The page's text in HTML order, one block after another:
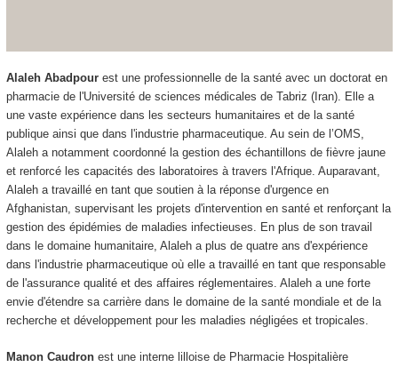
Alaleh Abadpourest une professionnelle de la santé avec un doctorat en
pharmacie de l'Université de sciences médicales de Tabriz (Iran). Elle a
une vaste expérience dans les secteurs humanitaires et de la santé
publique ainsi que dans l'industrie pharmaceutique. Au sein de l’OMS,
Alaleh a notamment coordonné la gestion des échantillons de fièvre jaune
et renforcé les capacités des laboratoires à travers l'Afrique. Auparavant,
Alaleh a travaillé en tant que soutien à la réponse d'urgence en
Afghanistan, supervisant les projets d'intervention en santé et renforçant la
gestion des épidémies de maladies infectieuses. En plus de son travail
dans le domaine humanitaire, Alaleh a plus de quatre ans d'expérience
dans l'industrie pharmaceutique où elle a travaillé en tant que responsable
de l'assurance qualité et des affaires réglementaires. Alaleh a une forte
envie d'étendre sa carrière dans le domaine de la santé mondiale et de la
recherche et développement pour les maladies négligées et tropicales.
Manon Caudron est une interne lilloise de Pharmacie Hospitalière